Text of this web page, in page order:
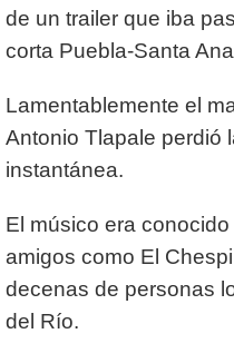
de un trailer que iba
corta Puebla-Santa
Lamentablemente el
Antonio Tlapale perdió
instantánea.
El músico era
amigos como El
decenas de personas
del Río.